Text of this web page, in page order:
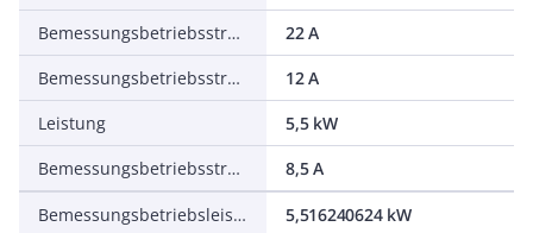
Bemessungsbetriebsstrom Ie bei AC-1, 400 V
22 A
Bemessungsbetriebsstrom Ie bei AC-3, 400 V
12 A
Leistung
5,5 kW
Bemessungsbetriebsstrom Ie bei AC-4, 400 V
8,5 A
Bemessungsbetriebsleistung NEMA
5,516240624 kW